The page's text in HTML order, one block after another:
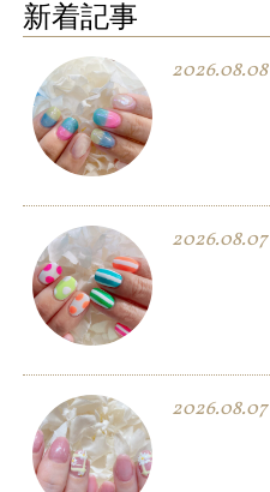
新着記事
2026.08.08
2026.08.07
2026.08.07